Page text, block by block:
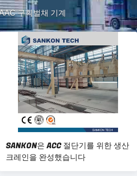
구획벌채 기계
SANKON은 ACC 절단기를 위한 생산
크레인을 완성했습니다